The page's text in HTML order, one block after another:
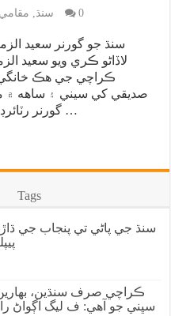
سنڌ, 0
لاڏاڻو ڪري ويو سعيد
ڪراچي جي هڪ خانگي
صديقي کي سيني ۽ ساهه ۾
گورنر رٽائرڊ جسٽس سعيد الزمان صديقي 78 …
Tags
سنڌ جي پاڻي تي پنجاب جي
ڪراچي صرف سنڌين، بهارين
سڀني جو آهي: ف ليگ اڳواڻ